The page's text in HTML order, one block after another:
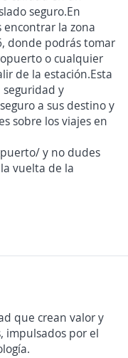
seguro.En
encontrar la zona
donde podrás tomar
o cualquier
de la estación.Esta
seguridad y
a sus destino y
sobre los viajes en
y no dudes
vuelta de la
que crean valor y
impulsados por el